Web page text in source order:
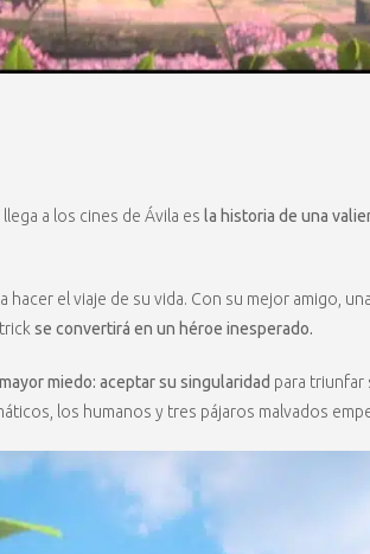
a los cines de Ávila es la historia de una
el viaje de su vida. Con su mejor amigo,
se convertirá en un héroe inesperado.
miedo: aceptar su singularidad para triunfar
los humanos y tres pájaros malvados